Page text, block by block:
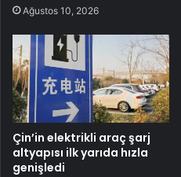
Ağustos 10, 2026
Çin’in elektrikli araç şarj
altyapısı ilk yarıda hızla
genişledi